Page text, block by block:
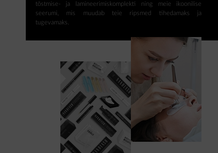
tõstmise- ja lamineerimiskomplekti ning meie ikoonilise
seerumi, mis muudab teie ripsmed tihedamaks ja
tugevamaks.